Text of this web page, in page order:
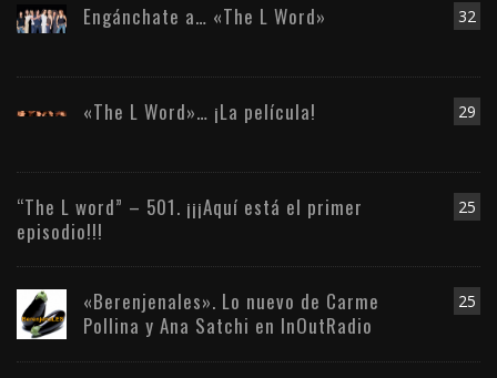
32
Engánchate a… «The L Word»
29
«The L Word»… ¡La película!
25
“The L word” – 501. ¡¡¡Aquí está el primer
episodio!!!
25
«Berenjenales». Lo nuevo de Carme
Pollina y Ana Satchi en InOutRadio